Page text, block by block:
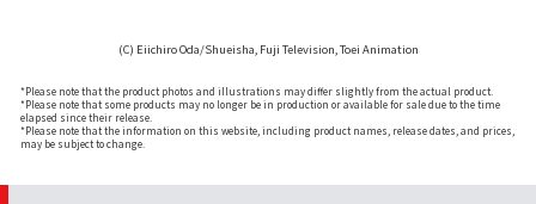
(C) Eiichiro Oda/Shueisha, Fuji Television, Toei Animation
*Please note that the product photos and illustrations may differ slightly from the actual product.
*Please note that some products may no longer be in production or available for sale due to the time
elapsed since their release.
*Please note that the information on this website, including product names, release dates, and prices,
may be subject to change.